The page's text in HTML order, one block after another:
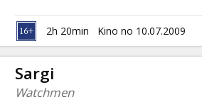
draudzeni Billiju un visbeidzot ar
novedušas valsti līdz Lielajai
Maikla Manna krimināldrāmā
Deps, Mariona Kotijāra un Kristians
2h 20min Kino no 10.07.2009
Sargi
Watchmen